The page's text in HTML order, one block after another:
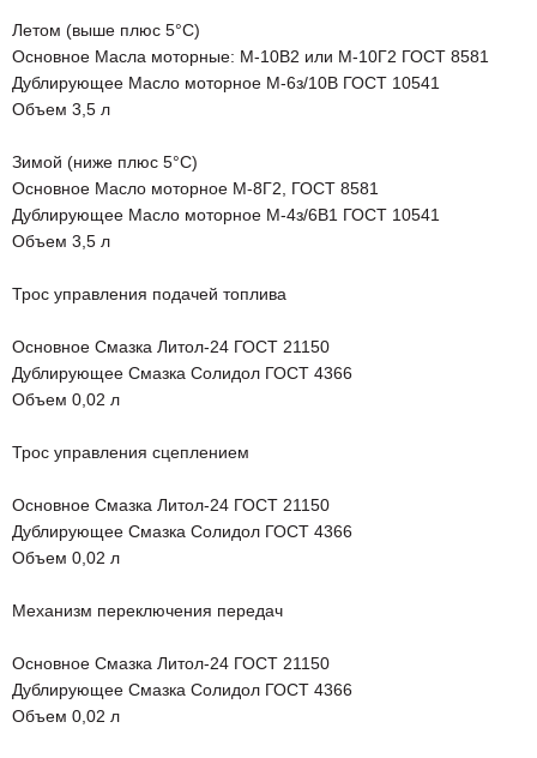
Летом (выше плюс 5°С)
Основное Масла моторные: М-10В2 или М-10Г2 ГОСТ 8581
Дублирующее Масло моторное М-6з/10В ГОСТ 10541
Объем 3,5 л
Зимой (ниже плюс 5°С)
Основное Масло моторное М-8Г2, ГОСТ 8581
Дублирующее Масло моторное М-4з/6В1 ГОСТ 10541
Объем 3,5 л
Трос управления подачей топлива
Основное Смазка Литол-24 ГОСТ 21150
Дублирующее Смазка Солидол ГОСТ 4366
Объем 0,02 л
Трос управления сцеплением
Основное Смазка Литол-24 ГОСТ 21150
Дублирующее Смазка Солидол ГОСТ 4366
Объем 0,02 л
Механизм переключения передач
Основное Смазка Литол-24 ГОСТ 21150
Дублирующее Смазка Солидол ГОСТ 4366
Объем 0,02 л